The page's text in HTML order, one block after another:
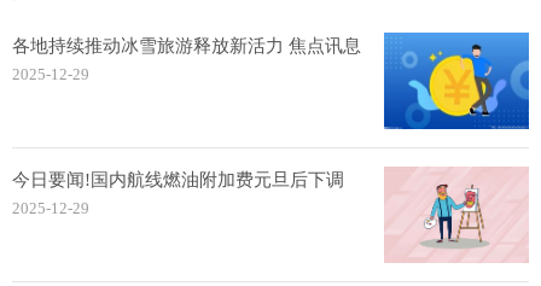
各地持续推动冰雪旅游释放新活力 焦点讯息
2025-12-29
今日要闻!国内航线燃油附加费元旦后下调
2025-12-29